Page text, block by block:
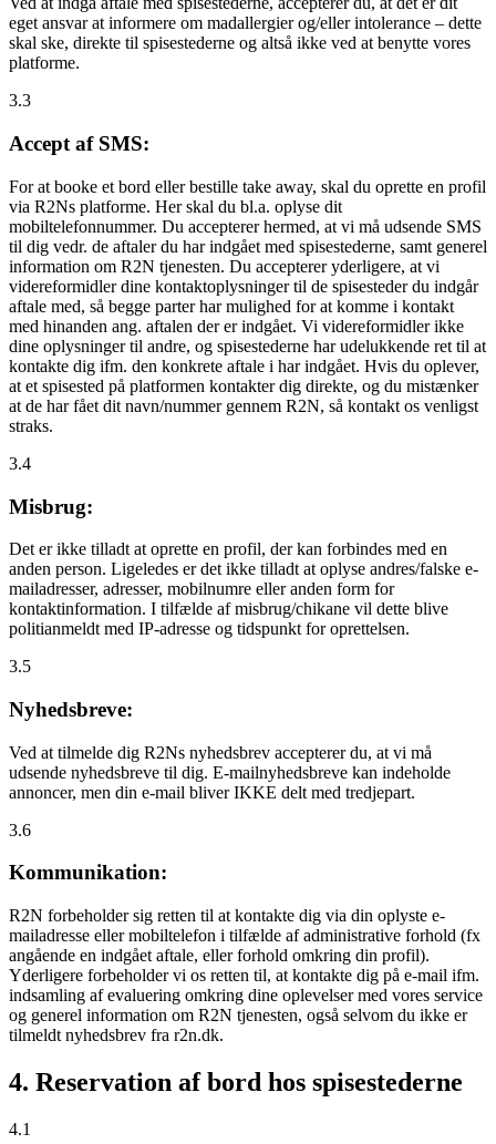
eget ansvar at informere om madallergier og/eller intolerance – dette
skal ske, direkte til spisestederne og altså ikke ved at benytte vores
platforme.
3.3
Accept af SMS:
For at booke et bord eller bestille take away, skal du oprette en profil
via R2Ns platforme. Her skal du bl.a. oplyse dit
mobiltelefonnummer. Du accepterer hermed, at vi må udsende SMS
til dig vedr. de aftaler du har indgået med spisestederne, samt generel
information om R2N tjenesten. Du accepterer yderligere, at vi
videreformidler dine kontaktoplysninger til de spisesteder du indgår
aftale med, så begge parter har mulighed for at komme i kontakt
med hinanden ang. aftalen der er indgået. Vi videreformidler ikke
dine oplysninger til andre, og spisestederne har udelukkende ret til at
kontakte dig ifm. den konkrete aftale i har indgået. Hvis du oplever,
at et spisested på platformen kontakter dig direkte, og du mistænker
at de har fået dit navn/nummer gennem R2N, så kontakt os venligst
straks.
3.4
Misbrug:
Det er ikke tilladt at oprette en profil, der kan forbindes med en
anden person. Ligeledes er det ikke tilladt at oplyse andres/falske e-
mailadresser, adresser, mobilnumre eller anden form for
kontaktinformation. I tilfælde af misbrug/chikane vil dette blive
politianmeldt med IP-adresse og tidspunkt for oprettelsen.
3.5
Nyhedsbreve:
Ved at tilmelde dig R2Ns nyhedsbrev accepterer du, at vi må
udsende nyhedsbreve til dig. E-mailnyhedsbreve kan indeholde
annoncer, men din e-mail bliver IKKE delt med tredjepart.
3.6
Kommunikation:
R2N forbeholder sig retten til at kontakte dig via din oplyste e-
mailadresse eller mobiltelefon i tilfælde af administrative forhold (fx
angående en indgået aftale, eller forhold omkring din profil).
Yderligere forbeholder vi os retten til, at kontakte dig på e-mail ifm.
indsamling af evaluering omkring dine oplevelser med vores service
og generel information om R2N tjenesten, også selvom du ikke er
tilmeldt nyhedsbrev fra r2n.dk.
4. Reservation af bord hos spisestederne
4.1